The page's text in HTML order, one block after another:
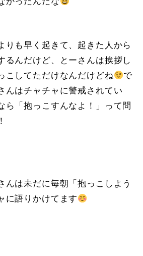
りも早く起きて、起きた人から
るんだけど、とーさんは挨拶し
こしてただけなんだけどね
で
んはチャチャに警戒されてい
ら「抱っこすんなよ！」って問
んは未だに毎朝「抱っこしよう
に語りかけてます